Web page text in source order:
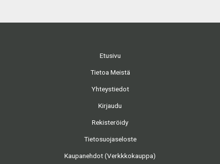
Etusivu
Tietoa Meistä
Yhteystiedot
Kirjaudu
Rekisteröidy
Tietosuojaseloste
Kaupanehdot (Verkkkokauppa)